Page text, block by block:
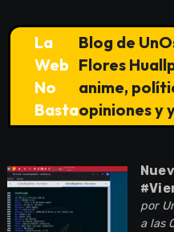
La
Web
No
Basta
Blog de
Flores
anime,
opiniones y
por
a las